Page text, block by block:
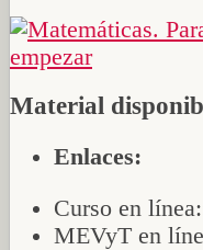
Material
Enlaces:
Curso en
MEVyT en